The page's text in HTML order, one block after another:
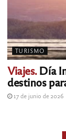
TURISMO
Viajes.Día
destinos
17 de junio de 2026